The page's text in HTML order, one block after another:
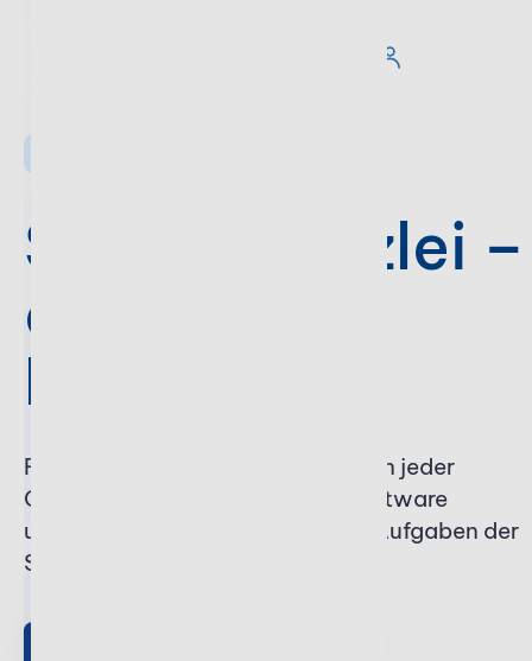
Stotax Kanzlei –
die intuitive
Lösung
Für Existenzgründer und Kanzleien jeder
Größe. Unsere Steuerberater-Software
unterstützt Sie optimal bei allen Aufgaben der
Steuerberatung.